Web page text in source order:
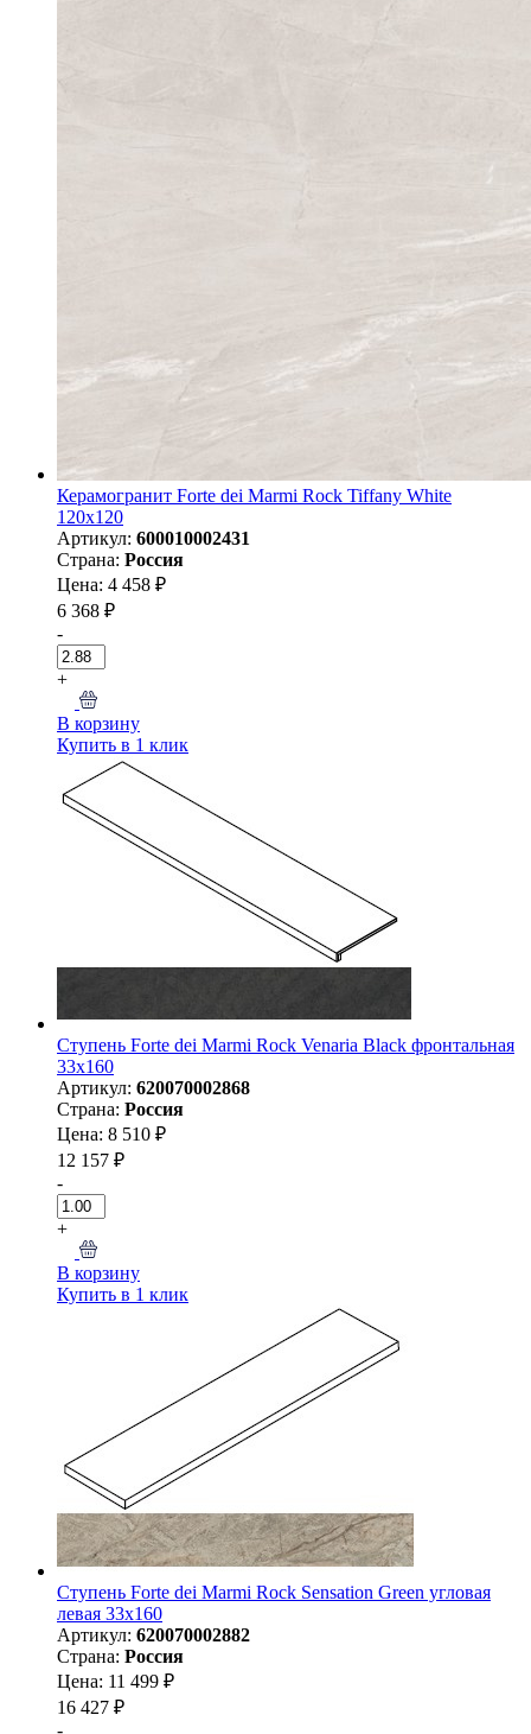
Керамогранит Forte dei Marmi Rock Tiffany White
120x120
Артикул: 600010002431
Страна: Россия
Цена: 4 458 ₽
6 368 ₽
-
+
В корзину
Купить в 1 клик
Ступень Forte dei Marmi Rock Venaria Black фронтальная
33x160
Артикул: 620070002868
Страна: Россия
Цена: 8 510 ₽
12 157 ₽
-
+
В корзину
Купить в 1 клик
Ступень Forte dei Marmi Rock Sensation Green угловая
левая 33x160
Артикул: 620070002882
Страна: Россия
Цена: 11 499 ₽
16 427 ₽
-